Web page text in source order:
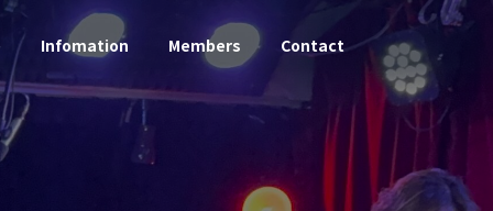
Infomation Members Contact